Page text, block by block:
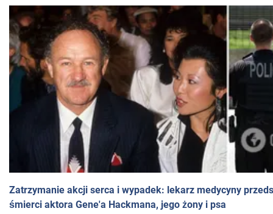
Zatrzymanie akcji serca i wypadek: lekarz medycyny
śmierci aktora Gene'a Hackmana, jego żony i psa